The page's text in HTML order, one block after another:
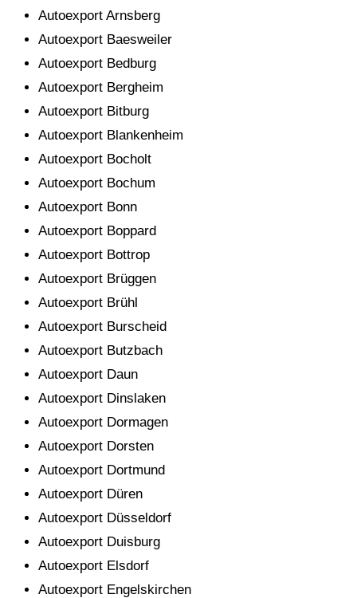
Autoexport Arnsberg
Autoexport Baesweiler
Autoexport Bedburg
Autoexport Bergheim
Autoexport Bitburg
Autoexport Blankenheim
Autoexport Bocholt
Autoexport Bochum
Autoexport Bonn
Autoexport Boppard
Autoexport Bottrop
Autoexport Brüggen
Autoexport Brühl
Autoexport Burscheid
Autoexport Butzbach
Autoexport Daun
Autoexport Dinslaken
Autoexport Dormagen
Autoexport Dorsten
Autoexport Dortmund
Autoexport Düren
Autoexport Düsseldorf
Autoexport Duisburg
Autoexport Elsdorf
Autoexport Engelskirchen